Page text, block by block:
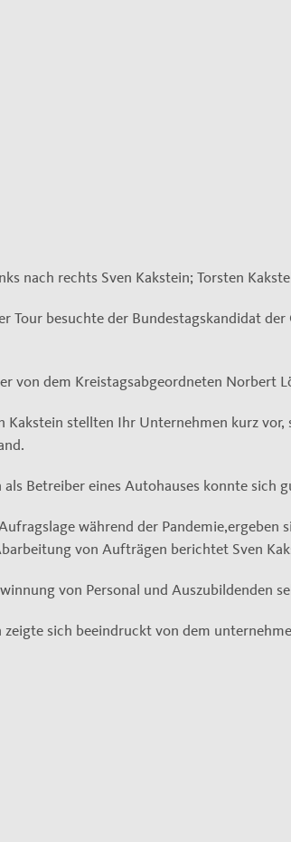
nach rechts Sven Kakstein; Torsten
Tour besuchte der Bundestagskandidat
von dem Kreistagsabgeordneten Norbert
Kakstein stellten Ihr Unternehmen kurz
Betreiber eines Autohauses konnte sich
während der
von Aufträgen berichtet Sven
von Personal und Auszubildenden
sich beeindruckt von dem